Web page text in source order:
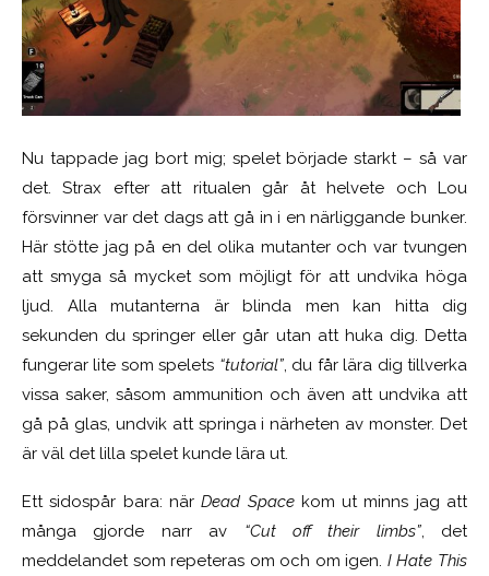
Nu tappade jag bort mig; spelet började starkt – så var
det. Strax efter att ritualen går åt helvete och Lou
försvinner var det dags att gå in i en närliggande bunker.
Här stötte jag på en del olika mutanter och var tvungen
att smyga så mycket som möjligt för att undvika höga
ljud. Alla mutanterna är blinda men kan hitta dig
sekunden du springer eller går utan att huka dig. Detta
fungerar lite som spelets “tutorial”, du får lära dig tillverka
vissa saker, såsom ammunition och även att undvika att
gå på glas, undvik att springa i närheten av monster. Det
är väl det lilla spelet kunde lära ut.
Ett sidospår bara: närDead Spacekom ut minns jag att
många gjorde narr av “Cut off their limbs”, det
meddelandet som repeteras om och om igen. I Hate This